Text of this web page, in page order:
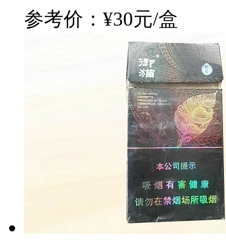
参考价：¥30元/盒